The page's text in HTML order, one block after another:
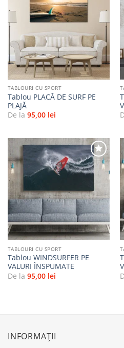
Adaugă
favorite
TABLOURI CU SPORT
Tablou PLACĂ DE SURF PE
PLAJĂ
De la 95,00 lei
la
favorite
TABLOURI CU SPORT
Tablou WINDSURFER PE
VALURI ÎNSPUMATE
De la 95,00 lei
INFORMAȚII